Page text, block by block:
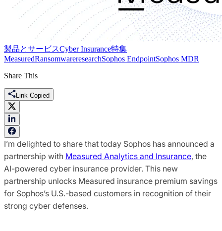
製品とサービスCyber Insurance特集
MeasuredRansomwareresearchSophos EndpointSophos MDR
Share This
Link Copied
I’m delighted to share that today Sophos has announced a
partnership with Measured Analytics and Insurance, the
AI-powered cyber insurance provider. This new
partnership unlocks Measured insurance premium savings
for Sophos’s U.S.-based customers in recognition of their
strong cyber defenses.